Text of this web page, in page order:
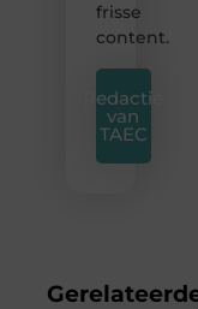
frisse
content.
Redactie
van
TAEC